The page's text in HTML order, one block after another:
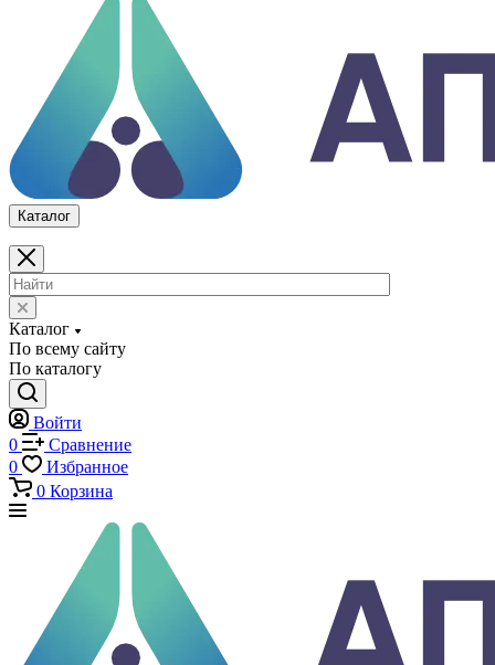
Каталог
По всему сайту
По каталогу
Войти
0
Сравнение
0
Избранное
0 Корзина
Каталог
По всему сайту
По каталогу